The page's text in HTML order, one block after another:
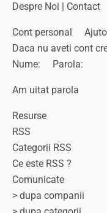
Despre Noi | Contact
Cont personal
Daca nu aveti cont
Nume: Parola:
Am uitat parola
Resurse
RSS
Categorii RSS
Ce este RSS ?
Comunicate
> dupa companii